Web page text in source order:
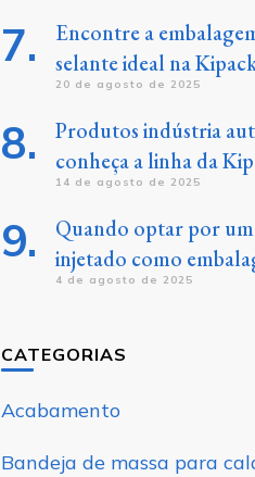
Encontre a
selante ideal na
20 de agosto de 2025
Produtos indústria
conheça a linha da
14 de agosto de 2025
Quando optar por
injetado como
4 de agosto de 2025
CATEGORIAS
Acabamento
Bandeja de massa para